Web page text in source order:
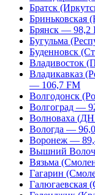
Братск
Бриньковская
Брянск — 98,2
Бугульма
Буденновск
Владивосток
Владикавказ
— 106,7 FM
Волгодонск
Волгоград —
Волноваха
Вологда —
Воронеж —
Вышний
Вязьма
Гагарин
Галюгаевская